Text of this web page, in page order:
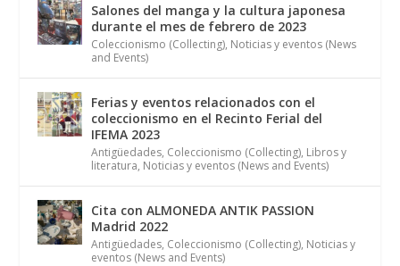
Salones del manga y la cultura japonesa
durante el mes de febrero de 2023
Coleccionismo (Collecting), Noticias y eventos (News
and Events)
Ferias y eventos relacionados con el
coleccionismo en el Recinto Ferial del
IFEMA 2023
Antigüedades, Coleccionismo (Collecting), Libros y
literatura, Noticias y eventos (News and Events)
Cita con ALMONEDA ANTIK PASSION
Madrid 2022
Antigüedades, Coleccionismo (Collecting), Noticias y
eventos (News and Events)